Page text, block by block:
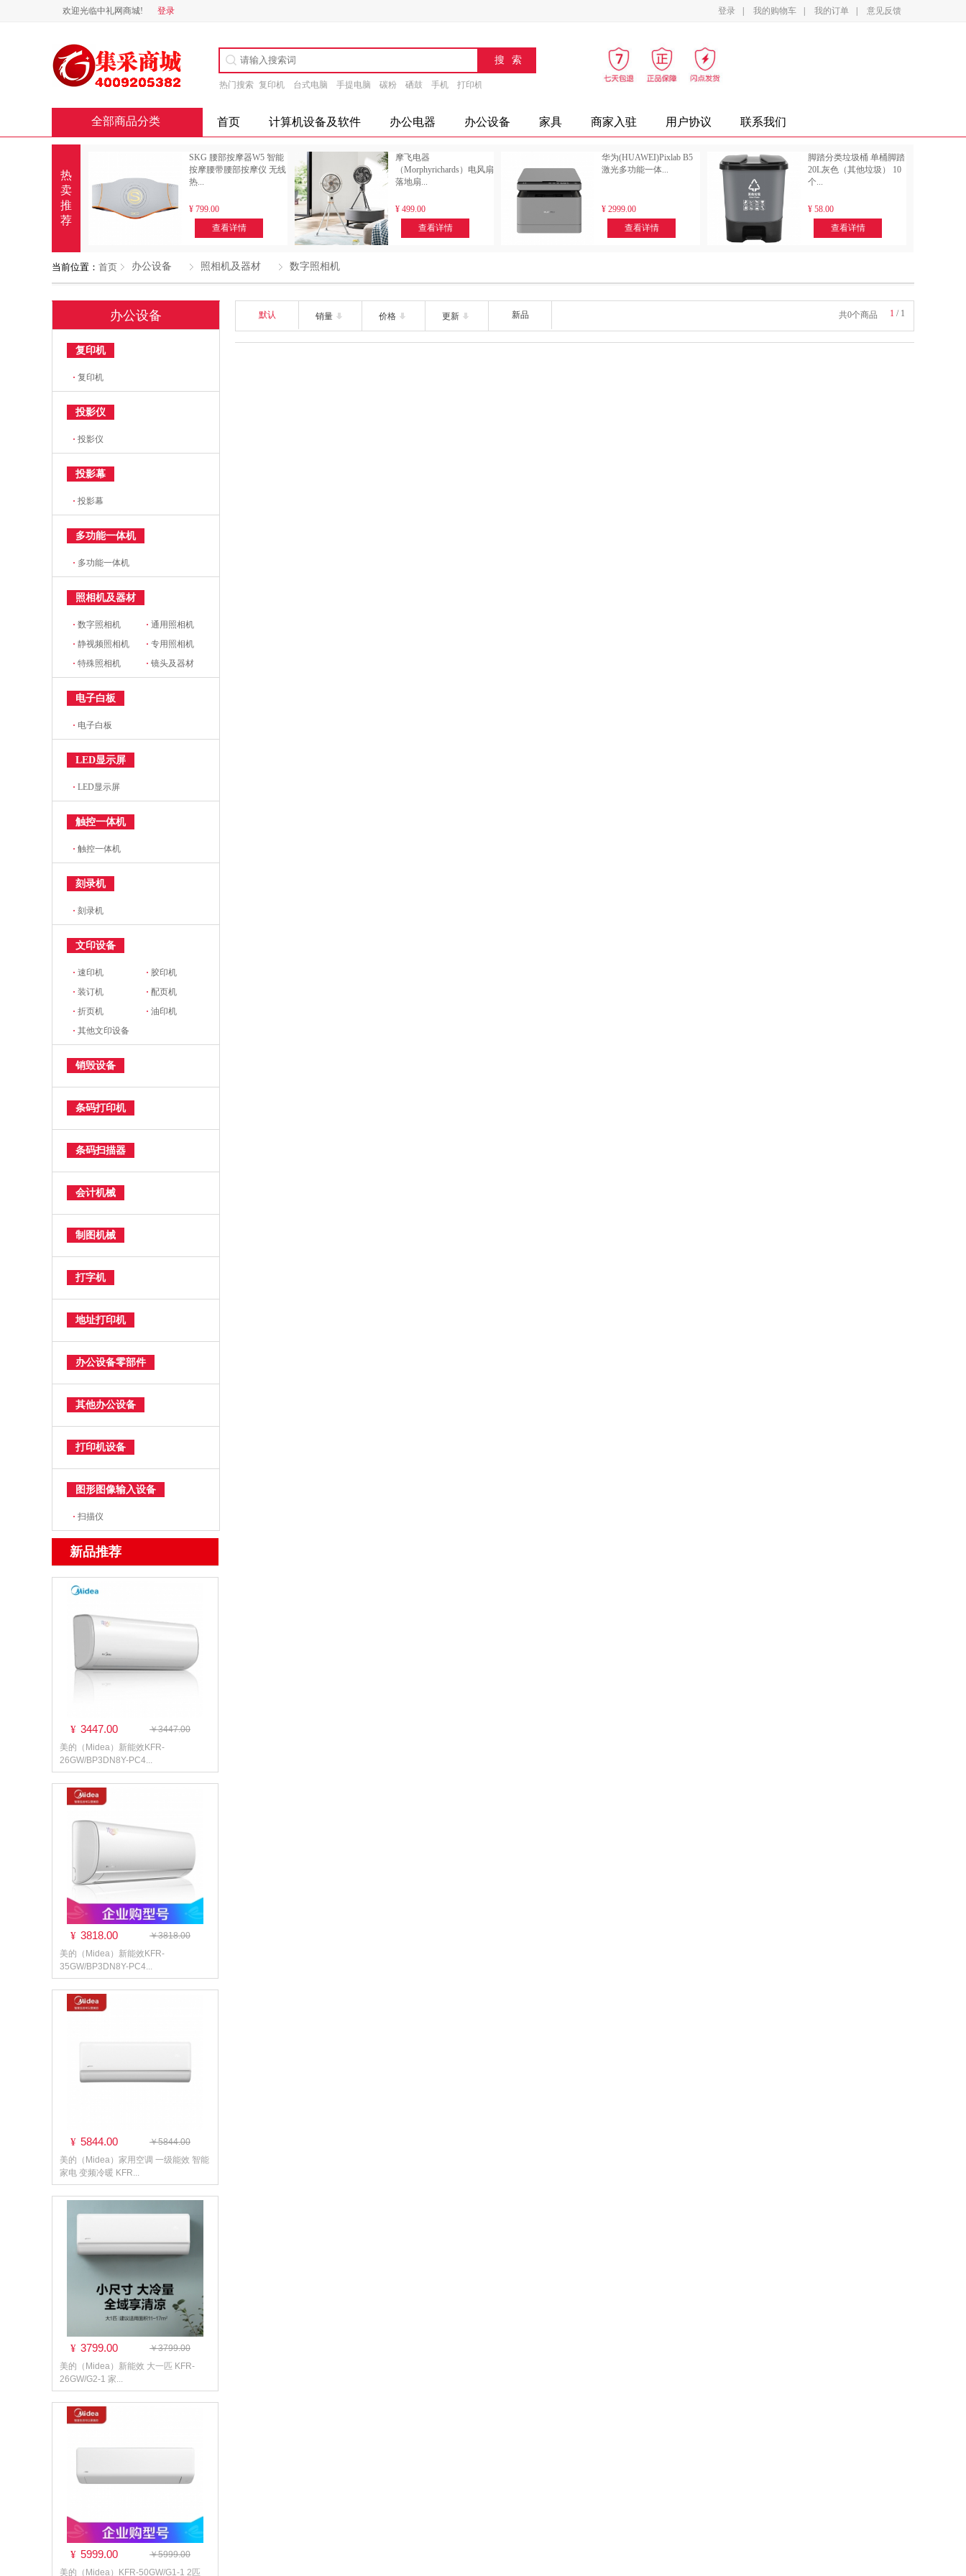
欢迎光临中礼网商城! 登录 登录 我的购物车 我的订单 意见反馈
热门搜索 复印机 台式电脑 手提电脑 碳粉 硒鼓 手机 打印机 办公设备 摄影设备 家电 办公家具
全部商品分类 首页 计算机设备及软件 办公电器 办公设备 家具 商家入驻 用户协议 联系我们
热
卖
推
荐
SKG 腰部按摩器W5 智能
按摩腰带腰部按摩仪 无线
热...
¥ 799.00
查看详情
摩飞电器
（Morphyrichards）电风扇
落地扇...
¥ 499.00
查看详情
华为(HUAWEI)Pixlab B5
激光多功能一体...
¥ 2999.00
查看详情
脚踏分类垃圾桶 单桶脚踏
20L灰色（其他垃圾） 10
个...
¥ 58.00
查看详情
当前位置： 首页 办公设备 照相机及器材 数字照相机
办公设备
复印机
·复印机
投影仪
·投影仪
投影幕
·投影幕
多功能一体机
· 多功能一体机
照相机及器材
·数字照相机 ·通用照相机
·静视频照相机 ·专用照相机
·特殊照相机 ·镜头及器材
电子白板
· 电子白板
LED显示屏
·LED显示屏
触控一体机
·触控一体机
刻录机
·刻录机
文印设备
·速印机 · 胶印机
·装订机 · 配页机
·折页机 ·油印机
·其他文印设备
销毁设备
条码打印机
条码扫描器
会计机械
制图机械
打字机
地址打印机
办公设备零部件
其他办公设备
打印机设备
图形图像输入设备
·扫描仪
新品推荐
¥ 3447.00
￥3447.00
美的（Midea）新能效KFR-
26GW/BP3DN8Y-PC4...
¥ 3818.00
￥3818.00
美的（Midea）新能效KFR-
35GW/BP3DN8Y-PC4...
¥ 5844.00
￥5844.00
美的（Midea）家用空调 一级能效 智能
家电 变频冷暖 KFR...
¥ 3799.00
￥3799.00
美的（Midea）新能效 大一匹 KFR-
26GW/G2-1 家...
¥ 5999.00
￥5999.00
美的（Midea）KFR-50GW/G1-1 2匹
默认 销量 价格 更新 新品 共0个商品 1 / 1